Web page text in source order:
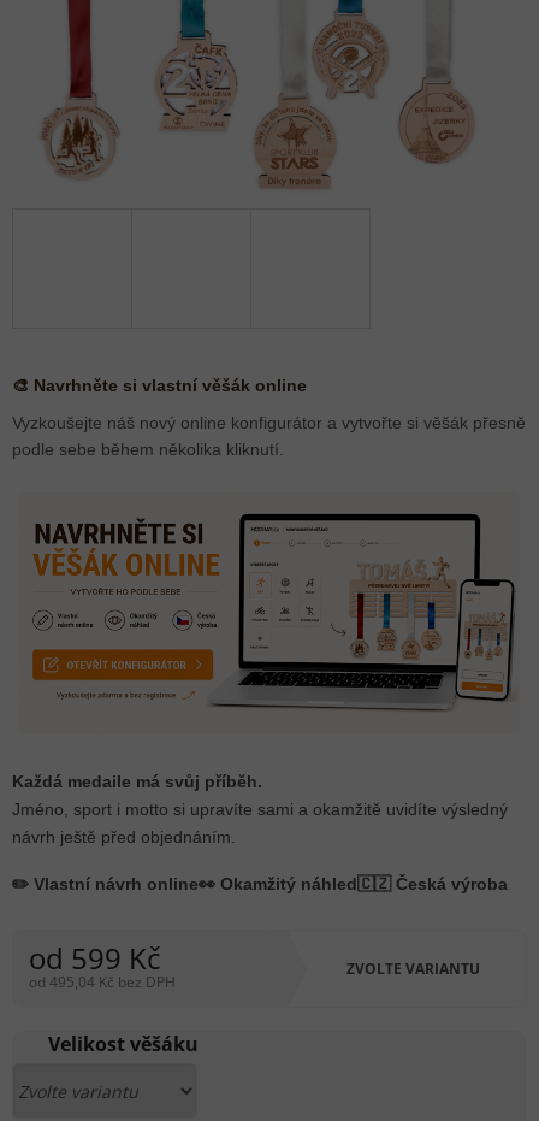
od 599 Kč
od 495,04 Kč bez DPH
cena:
ZVOLTE VARIANTU
Velikost věšáku
🎨 Navrhněte si vlastní věšák online
Vyzkoušejte náš nový online konfigurátor a vytvořte si věšák přesně
podle sebe během několika kliknutí.
Každá medaile má svůj příběh.
Jméno, sport i motto si upravíte sami a okamžitě uvidíte výsledný
návrh ještě před objednáním.
✏️ Vlastní návrh online👀 Okamžitý náhled 🇨🇿 Česká výroba